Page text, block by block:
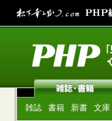
雑誌 書籍 新書 文庫